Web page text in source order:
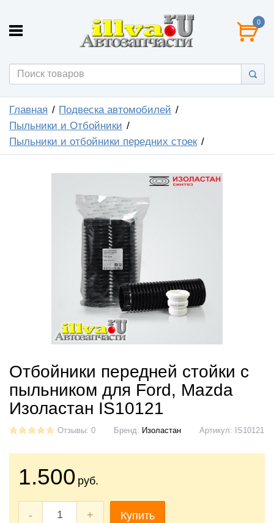
0
Главная
Подвеска автомобилей
Пыльники и Отбойники
Пыльники и отбойники передних стоек
Отбойники передней стойки с
пыльником для Ford, Mazda
Изоластан IS10121
Отзывы: 0 Бренд: Изоластан Артикул: IS10121
1.500 руб.
- + Купить